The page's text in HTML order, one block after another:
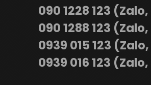
090 1228 123
090 1288 123
0939 015 123
0939 016 123